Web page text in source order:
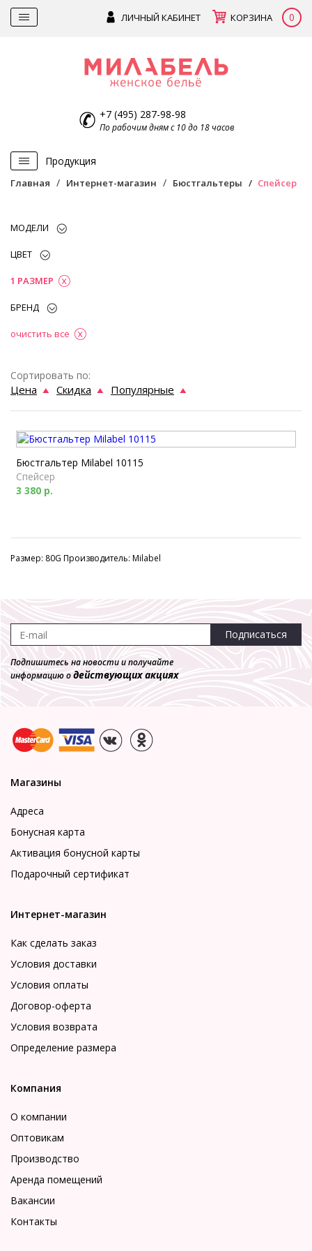
ЛИЧНЫЙ КАБИНЕТ КОРЗИНА 0
+7 (495) 287-98-98
По рабочим дням с 10 до 18 часов
Продукция
Главная Интернет-магазин Бюстгальтеры Спейсер
МОДЕЛИ
ЦВЕТ
1 РАЗМЕР
БРЕНД
очистить все
Сортировать по:
Цена Скидка Популярные
Бюстгальтер Milabel 10115
Спейсер
3 380 р.
Размер: 80G Производитель: Milabel
Подписаться
Подпишитесь на новости и получайте
информацию одействующих акциях
Магазины
Адреса
Бонусная карта
Активация бонусной карты
Подарочный сертификат
Интернет-магазин
Как сделать заказ
Условия доставки
Условия оплаты
Договор-оферта
Условия возврата
Определение размера
Компания
О компании
Оптовикам
Производство
Аренда помещений
Вакансии
Контакты